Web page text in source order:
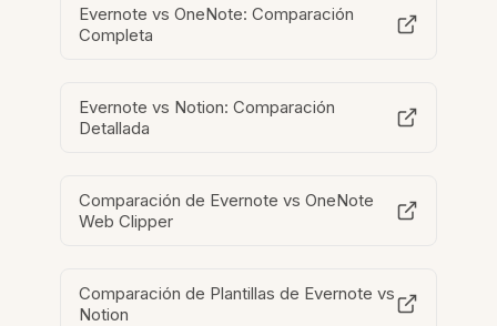
Evernote vs OneNote: Comparación
Completa
Evernote vs Notion: Comparación
Detallada
Comparación de Evernote vs OneNote
Web Clipper
Comparación de Plantillas de Evernote vs
Notion